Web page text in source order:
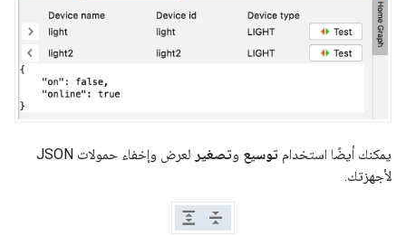
يمكنك أيضًا استخدام توسيع وتصغير
لعرض وإخفاء حمولات JSON
لأجهزتك.